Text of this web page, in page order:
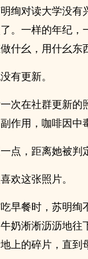
绚对读大学没有
。一样的年纪
什幺，用什幺东
有更新。
次在社群更新的
作用，咖啡因中
点，距离她被判
欢这张照片。
早餐时，苏明
奶淅淅沥沥地
上的碎片，直到